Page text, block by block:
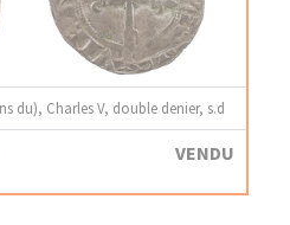
du), Charles V, double denier, s.d
VENDU